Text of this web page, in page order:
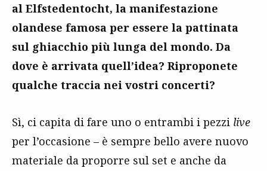
al Elfstedentocht, la manifestazione
olandese famosa per essere la pattinata
sul ghiacchio più lunga del mondo. Da
dove è arrivata quell’idea? Riproponete
qualche traccia nei vostri concerti?
Sì, ci capita di fare uno o entrambi i pezzi live
per l’occasione – è sempre bello avere nuovo
materiale da proporre sul set e anche da